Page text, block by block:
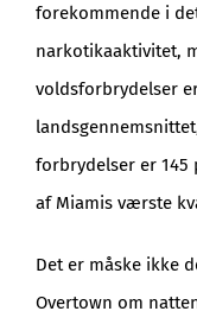
forekommende i
narkotikaaktivitet,
voldsforbrydelser
forbrydelser er 145
af Miamis værste
Det er måske ikke
Overtown om